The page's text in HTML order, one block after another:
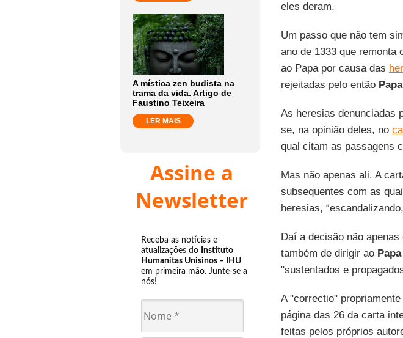
A mística zen budista na
trama da vida. Artigo de
Faustino Teixeira
LER MAIS
Assine a
Newsletter
Receba as notícias e
atualizações do Instituto
Humanitas Unisinos – IHU
em primeira mão. Junte-se a
nós!
eles deram.
Um passo que não tem
ano de 1333 que remonta
ao Papa por causa das
rejeitadas pelo então
As heresias denunciadas
se, na opinião deles, no
qual citam as passagens
Mas não apenas ali. A
subsequentes com as
heresias,
Daí a decisão não
também de dirigir ao
"sustentados e
A "correctio"
página das 26 da carta
feitas pelos próprios